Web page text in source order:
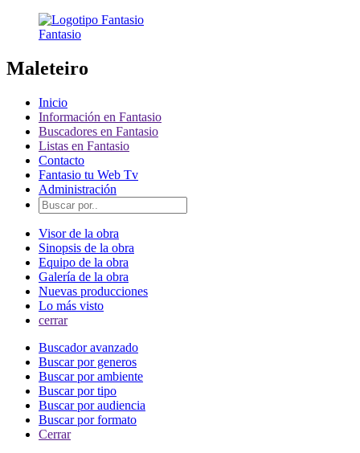
Fantasio
Maleteiro
Inicio
Información en Fantasio
Buscadores en Fantasio
Listas en Fantasio
Contacto
Fantasio tu Web Tv
Administración
Visor de la obra
Sinopsis de la obra
Equipo de la obra
Galería de la obra
Nuevas producciones
Lo más visto
cerrar
Buscador avanzado
Buscar por generos
Buscar por ambiente
Buscar por tipo
Buscar por audiencia
Buscar por formato
Cerrar